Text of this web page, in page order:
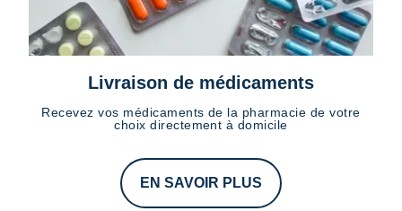
Livraison de médicaments
Recevez vos médicaments de la pharmacie de votre
choix directement à domicile
EN SAVOIR PLUS